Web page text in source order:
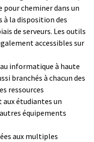
pour cheminer dans un
la disposition des
de serveurs. Les outils
accessibles sur
informatique à haute
branchés à chacun des
ressources
aux étudiantes un
équipements
aux multiples